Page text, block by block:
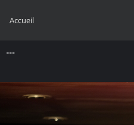
Accueil